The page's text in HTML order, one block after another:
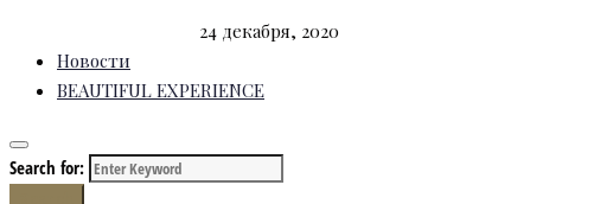
24 декабря, 2020
Новости
BEAUTIFUL EXPERIENCE
Search for: